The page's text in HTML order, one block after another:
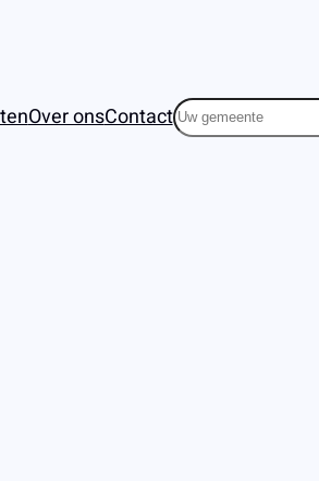
Over onsContactZoeken